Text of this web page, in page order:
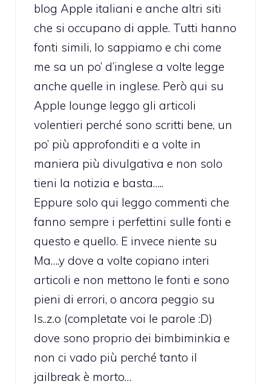
blog Apple italiani e anche altri siti
che si occupano di apple. Tutti hanno
fonti simili, lo sappiamo e chi come
me sa un po’ d’inglese a volte legge
anche quelle in inglese. Però qui su
Apple lounge leggo gli articoli
volentieri perché sono scritti bene, un
po’ più approfonditi e a volte in
maniera più divulgativa e non solo
tieni la notizia e basta…..
Eppure solo qui leggo commenti che
fanno sempre i perfettini sulle fonti e
questo e quello. E invece niente su
Ma….y dove a volte copiano interi
articoli e non mettono le fonti e sono
pieni di errori, o ancora peggio su
Is..z.o (completate voi le parole :D)
dove sono proprio dei bimbiminkia e
non ci vado più perché tanto il
jailbreak è morto…